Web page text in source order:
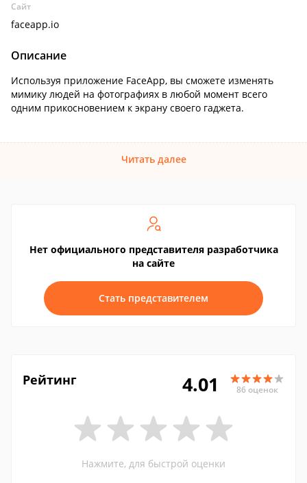
Сайт
faceapp.io
Описание
Используя приложение FaceApp, вы сможете изменять
мимику людей на фотографиях в любой момент всего
одним прикосновением к экрану своего гаджета.
Читать далее
Нет официального представителя разработчика
на сайте
Стать представителем
Рейтинг 4.01 86 оценок
Нажмите, для быстрой оценки